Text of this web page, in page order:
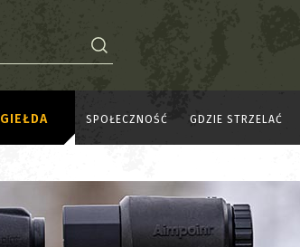
GIEŁDA SPOŁECZNOŚĆ GDZIE STRZELAĆ